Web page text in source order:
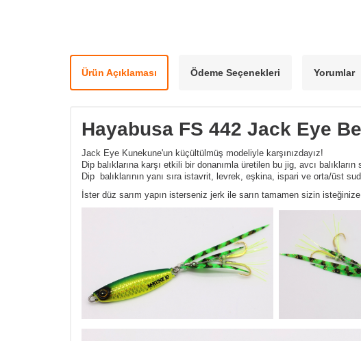
Ürün Açıklaması Ödeme Seçenekleri Yorumlar
Hayabusa FS 442 Jack Eye
Jack Eye Kunekune'un küçültülmüş modeliyle karşınızdayız!
Dip balıklarına karşı etkili bir donanımla üretilen bu jig, avcı
Dip balıklarının yanı sıra istavrit, levrek, eşkina, ispari ve orta/üst
İster düz sarım yapın isterseniz jerk ile sarın tamamen sizin isteğinize